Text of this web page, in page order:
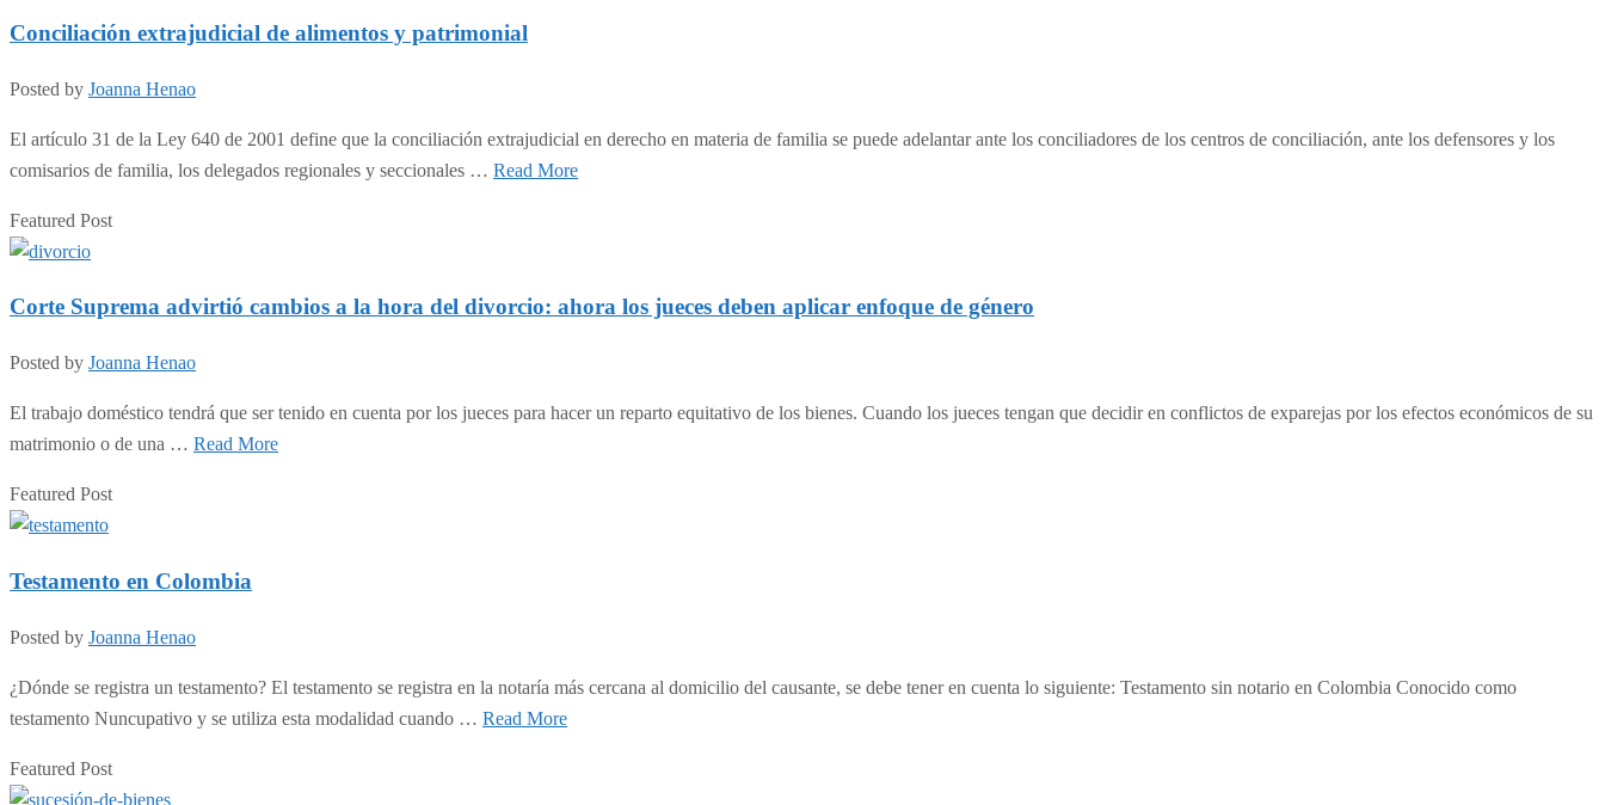
Conciliación extrajudicial de alimentos y patrimonial
Posted by Joanna Henao
El artículo 31 de la Ley 640 de 2001 define que la conciliación extrajudicial en derecho en materia de familia se puede adelantar ante los conciliadores de los centros de conciliación, ante los defensores y los
comisarios de familia, los delegados regionales y seccionales … Read More
Featured Post
Corte Suprema advirtió cambios a la hora del divorcio: ahora los jueces deben aplicar enfoque de género
Posted by Joanna Henao
El trabajo doméstico tendrá que ser tenido en cuenta por los jueces para hacer un reparto equitativo de los bienes. Cuando los jueces tengan que decidir en conflictos de exparejas por los efectos económicos de su
matrimonio o de una … Read More
Featured Post
Testamento en Colombia
Posted by Joanna Henao
¿Dónde se registra un testamento? El testamento se registra en la notaría más cercana al domicilio del causante, se debe tener en cuenta lo siguiente: Testamento sin notario en Colombia Conocido como
testamento Nuncupativo y se utiliza esta modalidad cuando … Read More
Featured Post